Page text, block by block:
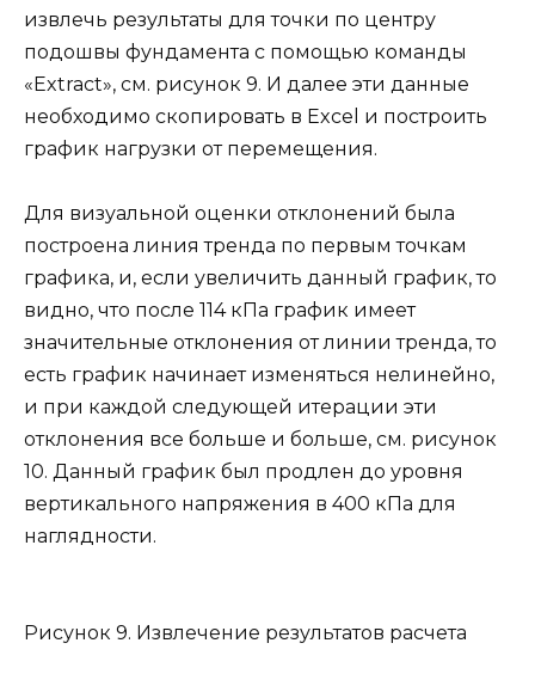
извлечь результаты для точки по центру
подошвы фундамента с помощью команды
«Extract», см. рисунок 9. И далее эти данные
необходимо скопировать в Excel и построить
график нагрузки от перемещения.
Для визуальной оценки отклонений была
построена линия тренда по первым точкам
графика, и, если увеличить данный график, то
видно, что после 114 кПа график имеет
значительные отклонения от линии тренда, то
есть график начинает изменяться нелинейно,
и при каждой следующей итерации эти
отклонения все больше и больше, см. рисунок
10. Данный график был продлен до уровня
вертикального напряжения в 400 кПа для
наглядности.
Рисунок 9. Извлечение результатов расчета